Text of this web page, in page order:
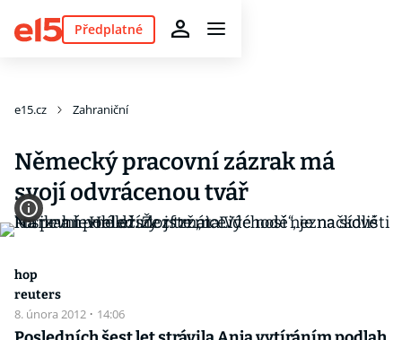
Předplatné
e15.cz Zahraniční
Německý pracovní zázrak má
svojí odvrácenou tvář
hop
reuters
8. února 2012 · 14:06